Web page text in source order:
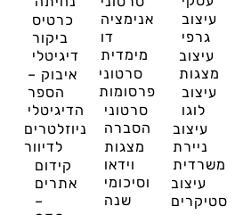
עיצוב
גרפי
עיצוב
מצגות
עיצוב
לוגו
עיצוב
ניירת
משרדית
עיצוב
סטיקרים
אנימציה
דו
מימדית
סרטוני
פרסומות
סרטוני
הסברה
מצגות
וידאו
וסיכומי
שנה
כרטיס
ביקור
דיגיטלי
איבוק –
הספר
הדיגיטלי
ניוזלטרים
לדיוור
קידום
אתרים
–